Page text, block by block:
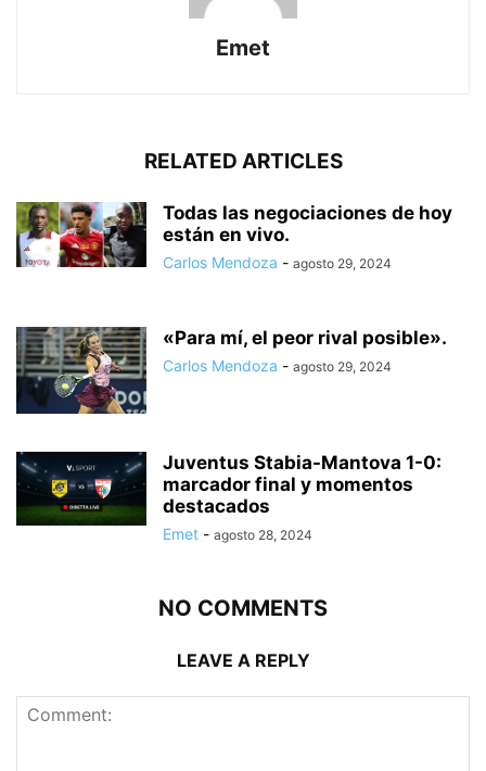
Emet
RELATED ARTICLES
Todas las negociaciones de hoy
están en vivo.
Carlos Mendoza - agosto 29, 2024
«Para mí, el peor rival posible».
Carlos Mendoza - agosto 29, 2024
Juventus Stabia-Mantova 1-0:
marcador final y momentos
destacados
Emet - agosto 28, 2024
NO COMMENTS
LEAVE A REPLY